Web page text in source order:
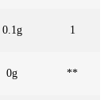
0.1g 1
0g **